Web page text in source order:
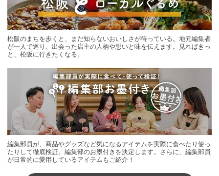
松阪のまちを歩くと、まだ知らないおいしさが待っている。地元編集者
が一人で巡り、出会った店主の人柄や想いと味を伝えます。見ればきっ
と、松阪に行きたくなる。
編集部員が、商品やグッズなど気になるアイテムを実際に食べたり使っ
たりして徹底検証。編集部のお墨付きを決定します。さらに、編集部員
が日常的に愛用しているアイテムもご紹介！